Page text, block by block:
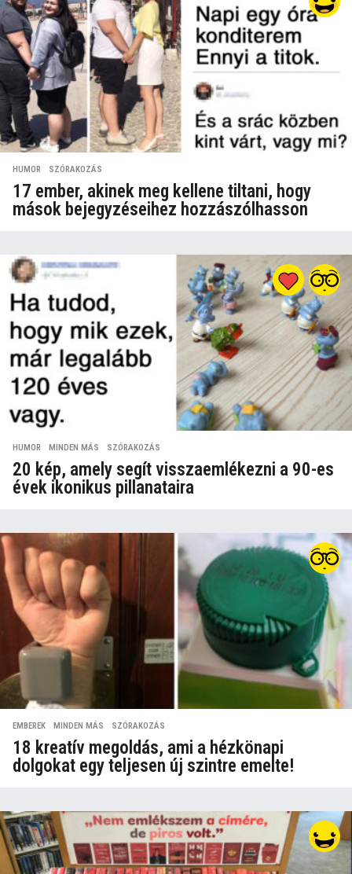
HUMOR ,SZÓRAKOZÁS
17 ember, akinek meg kellene tiltani, hogy
mások bejegyzéseihez hozzászólhasson
HUMOR ,MINDEN MÁS ,SZÓRAKOZÁS
20 kép, amely segít visszaemlékezni a 90-es
évek ikonikus pillanataira
EMBEREK ,MINDEN MÁS ,SZÓRAKOZÁS
18 kreatív megoldás, ami a hézkönapi
dolgokat egy teljesen új szintre emelte!